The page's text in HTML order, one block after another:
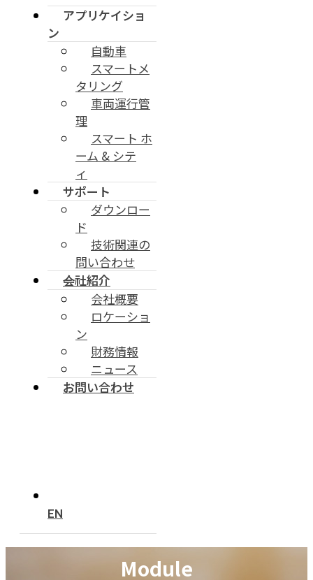
アプリケイショ
ン
自動車
スマートメ
タリング
車両運行管
理
スマート ホ
ーム & シテ
ィ
サポート
ダウンロー
ド
技術関連の
問い合わせ
会社紹介
会社概要
ロケーショ
ン
財務情報
ニュース
お問い合わせ
EN
Module